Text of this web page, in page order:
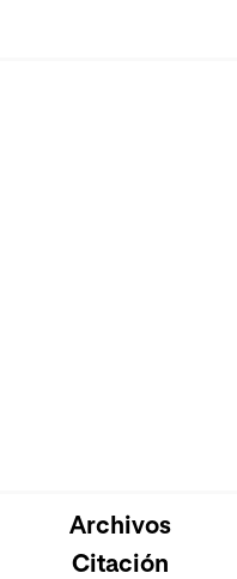
Cargando...Archivos
Citación